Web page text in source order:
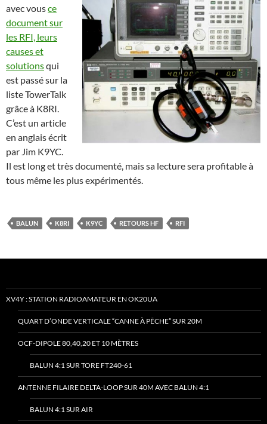
avec vousce
document sur
les RFI, leurs
causes et
solutionsqui
est passé sur la
liste TowerTalk
grâce à K8RI.
C’est un article
en anglais écrit
par Jim K9YC.
Il est long et très documenté, mais sa lecture sera profitable à
tous même les plus expérimentés.
BALUN K8RI K9YC RETOURS HF RFI
XV4Y : STATION RADIOAMATEUR EN OK20UA
QUART D’ONDE VERTICALE “CANNE À PÊCHE” SUR 20M
OCF-DIPOLE 80,40,20 ET 10 MÈTRES
BALUN 4:1 SUR TORE FT240-61
ANTENNE FILAIRE DELTA-LOOP SUR 40M AVEC BALUN 4:1
BALUN 4:1 SUR AIR